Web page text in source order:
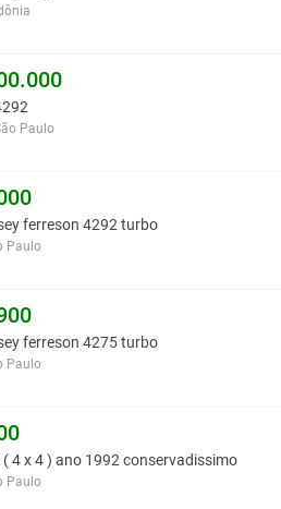
Paulo
ferreson 4292 turbo
Paulo
ferreson 4275 turbo
Paulo
4 x 4 ) ano 1992 conservadissimo
Paulo